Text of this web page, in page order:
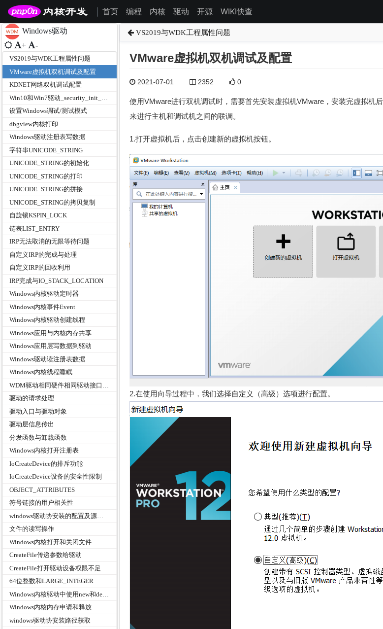
首页 编程 内核 驱动 开源 WIKI快查
Windows驱动
+ -
VS2019与WDK工程属性问题
VMware虚拟机双机调试及配置
KDNET网络双机调试配置
设置Windows调试/测试模式
dbgview内核打印
Windows驱动注册表写数据
字符串UNICODE_STRING
UNICODE_STRING的初始化
UNICODE_STRING的打印
UNICODE_STRING的拼接
UNICODE_STRING的拷贝复制
自旋锁KSPIN_LOCK
链表LIST_ENTRY
IRP无法取消的无限等待问题
自定义IRP的完成与处理
自定义IRP的回收利用
IRP完成与IO_STACK_LOCATION
Windows内核驱动定时器
Windows内核事件Event
Windows内核驱动创建线程
Windows应用与内核内存共享
Windows应用层写数据到驱动
Windows驱动读注册表数据
Windows内核线程睡眠
驱动的请求处理
驱动入口与驱动对象
驱动层信息传出
分发函数与卸载函数
Windows内核打开注册表
IoCreateDevice的排斥功能
IoCreateDevice设备的安全性限制
OBJECT_ATTRIBUTES
符号链接的用户相关性
文件的读写操作
Windows内核打开和关闭文件
CreateFile传递参数给驱动
CreateFile打开驱动设备权限不足
64位整数和LARGE_INTEGER
Windows内核内存申请和释放
windows驱动协安装路径获取
VS2019与WDK工程属性问题
VMware虚拟机双机调试及配置
2021-07-01 2352 0
使用VMware进行双机调试时，需要首先安装虚拟机VMware，安装完虚拟机
来进行主机和调试机之间的联调。
1.打开虚拟机后，点击创建新的虚拟机按钮。
2.在使用向导过程中，我们选择自定义（高级）选项进行配置。